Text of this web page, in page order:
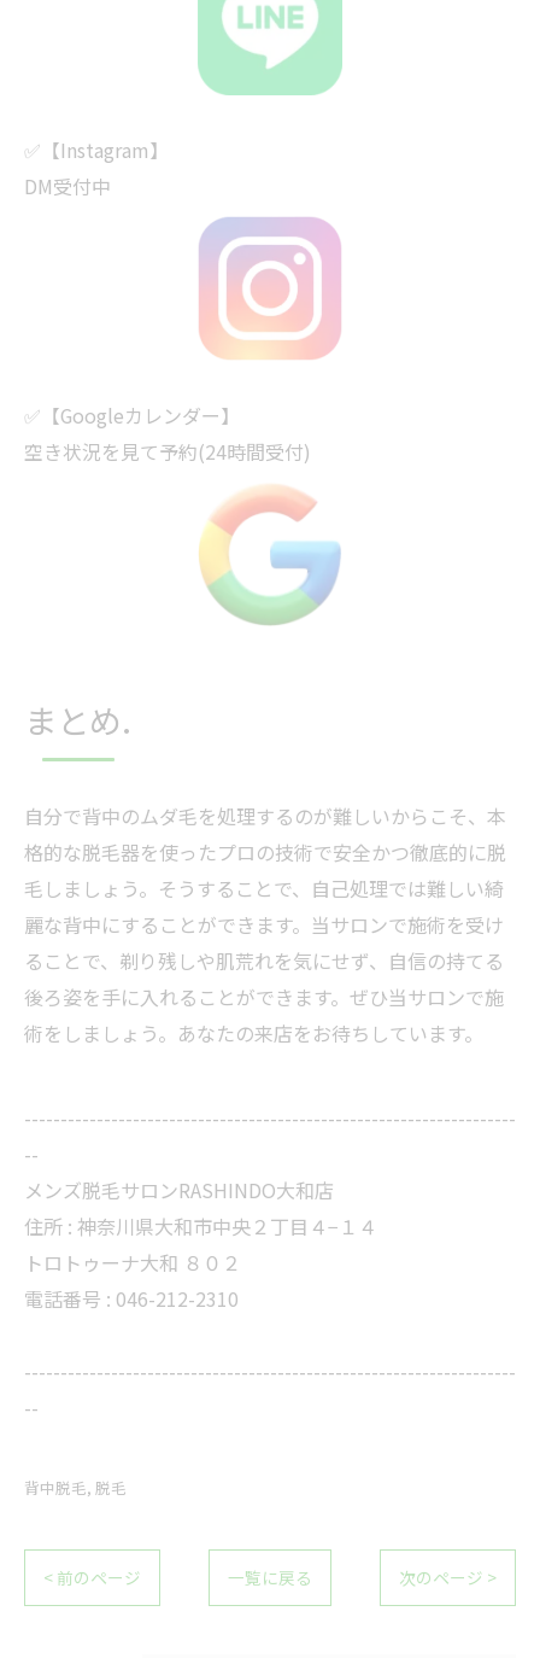
✅【Instagram】
DM受付中
✅【Googleカレンダー】
空き状況を見て予約(24時間受付)
まとめ.
自分で背中のムダ毛を処理するのが難しいからこそ、本
格的な脱毛器を使ったプロの技術で安全かつ徹底的に脱
毛しましょう。そうすることで、自己処理では難しい綺
麗な背中にすることができます。当サロンで施術を受け
ることで、剃り残しや肌荒れを気にせず、自信の持てる
後ろ姿を手に入れることができます。ぜひ当サロンで施
術をしましょう。あなたの来店をお待ちしています。
--------------------------------------------------------------------
--
メンズ脱毛サロンRASHINDO大和店
住所 : 神奈川県大和市中央２丁目４−１４
トロトゥーナ大和 ８０２
電話番号 : 046-212-2310
--------------------------------------------------------------------
--
背中脱毛 脱毛
< 前のページ 一覧に戻る 次のページ >